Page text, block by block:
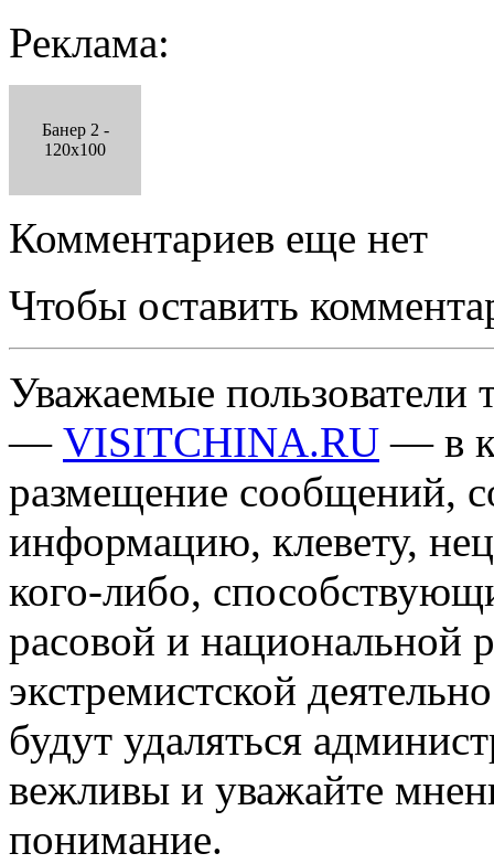
Реклама:
Банер 2 -
120x100
Комментариев еще нет
Чтобы оставить
Уважаемые пользователи
— VISITCHINA.RU — в
размещение сообщений,
информацию, клевету,
кого-либо,
расовой и национальной
экстремистской
будут удаляться
вежливы и уважайте
понимание.